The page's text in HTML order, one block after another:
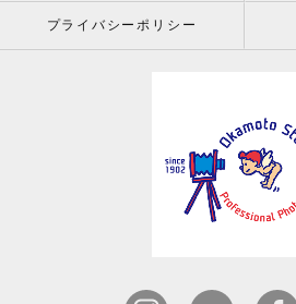
プライバシーポリシー